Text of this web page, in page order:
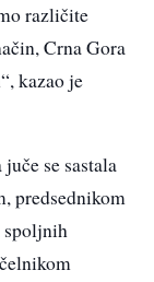
različite
Crna Gora
kazao je
se sastala
predsednikom
spoljnih